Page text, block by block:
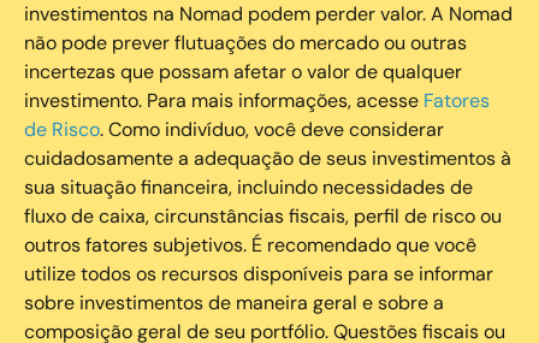
investimentos na Nomad podem perder valor. A Nomad
não pode prever flutuações do mercado ou outras
incertezas que possam afetar o valor de qualquer
investimento. Para mais informações, acesse Fatores
de Risco. Como indivíduo, você deve considerar
cuidadosamente a adequação de seus investimentos à
sua situação financeira, incluindo necessidades de
fluxo de caixa, circunstâncias fiscais, perfil de risco ou
outros fatores subjetivos. É recomendado que você
utilize todos os recursos disponíveis para se informar
sobre investimentos de maneira geral e sobre a
composição geral de seu portfólio. Questões fiscais ou